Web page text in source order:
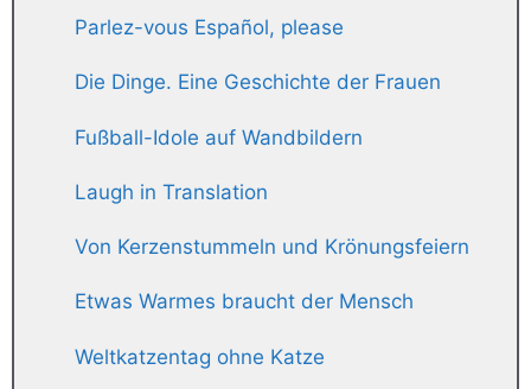
Parlez-vous Español, please
Die Dinge. Eine Geschichte der Frauen
Fußball-Idole auf Wandbildern
Laugh in Translation
Von Kerzenstummeln und Krönungsfeiern
Etwas Warmes braucht der Mensch
Weltkatzentag ohne Katze